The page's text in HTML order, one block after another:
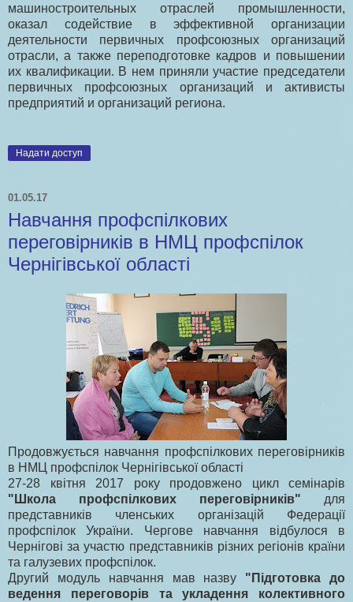
машиностроительных отраслей промышленности,
оказал содействие в эффективной организации
деятельности первичных профсоюзных организаций
отрасли, а также переподготовке кадров и повышении
их квалификации. В нем приняли участие председатели
первичных профсоюзных организаций и активисты
предприятий и организаций региона.
Надати доступ
01.05.17
Навчання профспілкових
переговірників в НМЦ профспілок
Чернігівської області
Продовжується навчання профспілкових переговірників
в НМЦ профспілок Чернігівської області
27-28 квітня 2017 року продовжено цикл семінарів
"Школа профспілкових переговірників" для
представників членських організацій Федерації
профспілок України. Чергове навчання відбулося в
Чернігові за участю представників різних регіонів країни
та галузевих профспілок.
Другий модуль навчання мав назву "Підготовка до
ведення переговорів та укладення колективного